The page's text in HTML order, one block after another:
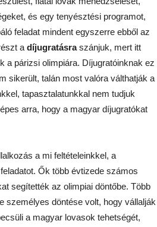
és egy tenyésztési programot,
feladat mindent egyszerre ebből az
a díjugratásraszánjuk, mert itt
a párizsi olimpiára. Díjugratóinknak ez
sikerült, talán most valóra válthatják a
tapasztalatunkkal nem tudjuk
arra, hogy a magyar díjugratókat
a mi feltételeinkkel, a
Ők több évtizede számos
segítették az olimpiai döntőbe. Több
személyes döntése volt, hogy vállalják
a magyar lovasok tehetségét,